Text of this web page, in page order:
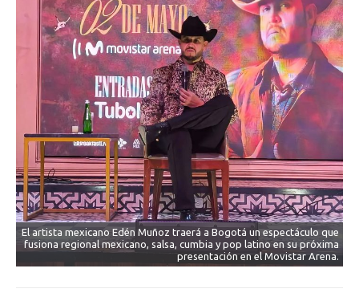
El artista mexicano Edén Muñoz traerá a Bogotá un espectáculo que
fusiona regional mexicano, salsa, cumbia y pop latino en su próxima
presentación en el Movistar Arena.